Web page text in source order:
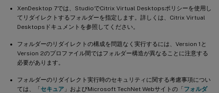
XenDesktop 7では、StudioでCitrix Virtual Desktopsポリシーを使用し
てリダイレクトするフォルダーを指定します。詳しくは、Citrix Virtual
Desktopsドキュメントを参照してください。
フォルダーのリダイレクトの構成を問題なく実行するには、Version 1と
Version 2のプロファイル間ではフォルダー構造が異なることに注意する
必要があります。
フォルダーのリダイレクト実行時のセキュリティに関する考慮事項につい
ては、「セキュア 」およびMicrosoft TechNet Webサイトの「フォルダ